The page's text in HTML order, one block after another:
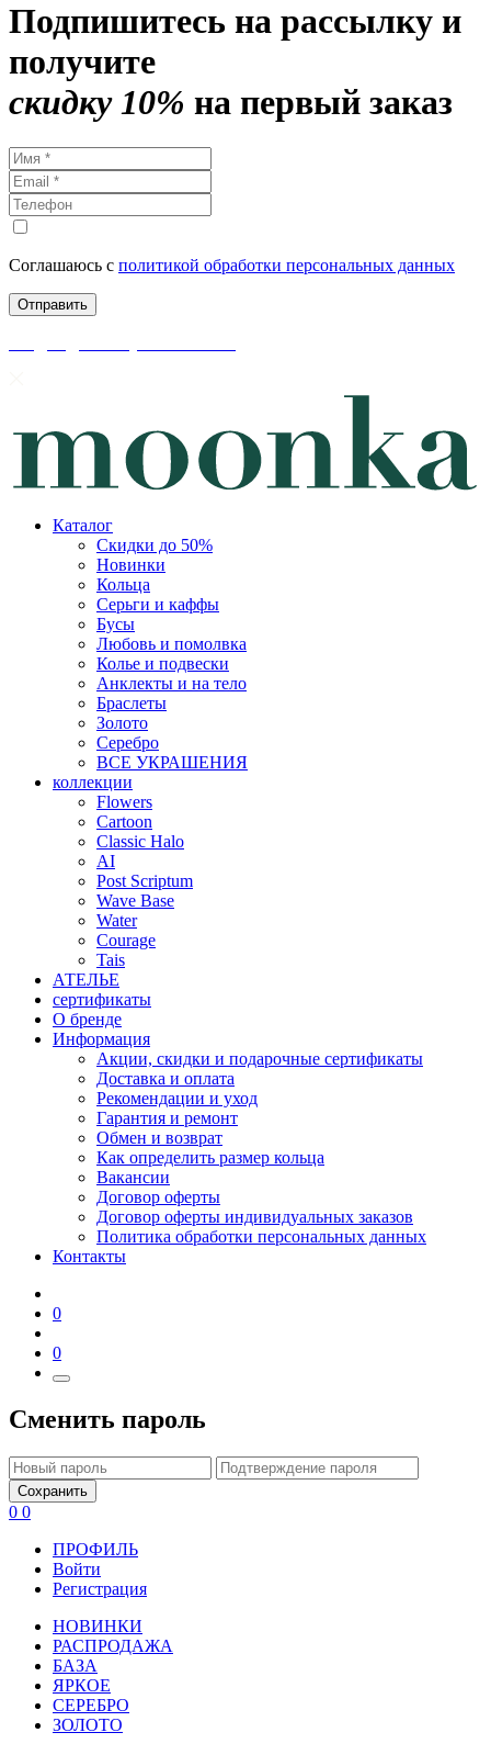
Подпишитесь на рассылку и
получите
скидку 10% на первый заказ
Соглашаюсь с политикой обработки персональных данных
Каталог
Скидки до 50%
Новинки
Кольца
Серьги и каффы
Бусы
Любовь и помолвка
Колье и подвески
Анклекты и на тело
Браслеты
Золото
Серебро
ВСЕ УКРАШЕНИЯ
коллекции
Flowers
Cartoon
Classic Halo
AI
Post Scriptum
Wave Base
Water
Courage
Tais
АТЕЛЬЕ
сертификаты
О бренде
Информация
Акции, скидки и подарочные сертификаты
Доставка и оплата
Рекомендации и уход
Гарантия и ремонт
Обмен и возврат
Как определить размер кольца
Вакансии
Договор оферты
Договор оферты индивидуальных заказов
Политика обработки персональных данных
Контакты
0
0
Сменить пароль
Сохранить
0 0
ПРОФИЛЬ
Войти
Регистрация
НОВИНКИ
РАСПРОДАЖА
БАЗА
ЯРКОЕ
СЕРЕБРО
ЗОЛОТО